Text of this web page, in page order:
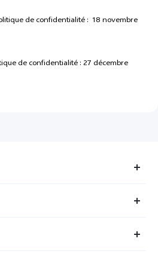
de confidentialité : 18 novembre
de confidentialité : 27 décembre